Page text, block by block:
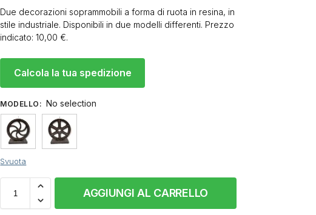
Due decorazioni soprammobili a forma di ruota in resina, in
stile industriale. Disponibili in due modelli differenti. Prezzo
indicato: 10,00 €.
Calcola la tua spedizione
MODELLO : No selection
Svuota
AGGIUNGI AL CARRELLO